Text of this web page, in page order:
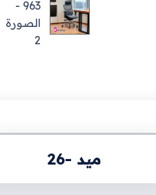
ميد -26